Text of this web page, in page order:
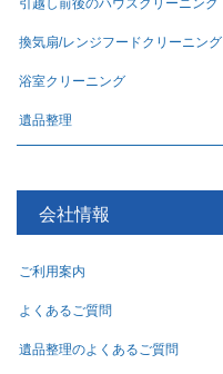
引越し前後のハウスクリーニング
換気扇/レンジフードクリーニング
浴室クリーニング
遺品整理
会社情報
ご利用案内
よくあるご質問
遺品整理のよくあるご質問